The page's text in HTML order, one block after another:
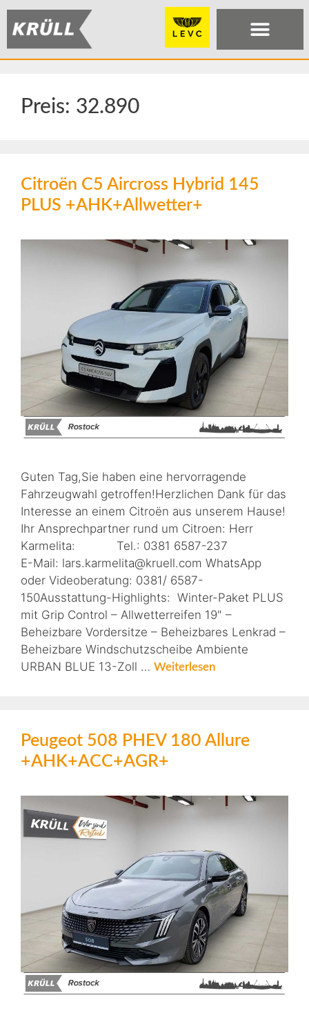
Preis: 32.890
Citroën C5 Aircross Hybrid 145
PLUS +AHK+Allwetter+
Guten Tag,Sie haben eine hervorragende
Fahrzeugwahl getroffen!Herzlichen Dank für das
Interesse an einem Citroën aus unserem Hause!
Ihr Ansprechpartner rund um Citroen: Herr
Karmelita: Tel.: 0381 6587-237
E-Mail: lars.karmelita@kruell.com WhatsApp
oder Videoberatung: 0381/ 6587-
150Ausstattung-Highlights: Winter-Paket PLUS
mit Grip Control – Allwetterreifen 19" –
Beheizbare Vordersitze – Beheizbares Lenkrad –
Beheizbare Windschutzscheibe Ambiente
URBAN BLUE 13-Zoll … Weiterlesen
Peugeot 508 PHEV 180 Allure
+AHK+ACC+AGR+